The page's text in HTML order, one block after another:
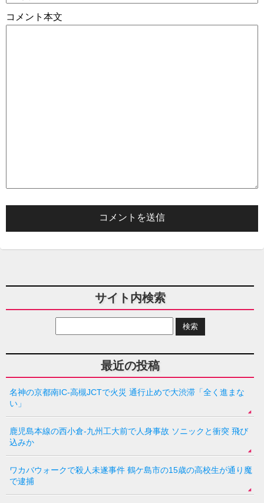
コメント本文
サイト内検索
最近の投稿
名神の京都南IC-高槻JCTで火災 通行止めで大渋滞「全く進まな
い」
鹿児島本線の西小倉-九州工大前で人身事故 ソニックと衝突 飛び
込みか
ワカバウォークで殺人未遂事件 鶴ケ島市の15歳の高校生が通り魔
で逮捕